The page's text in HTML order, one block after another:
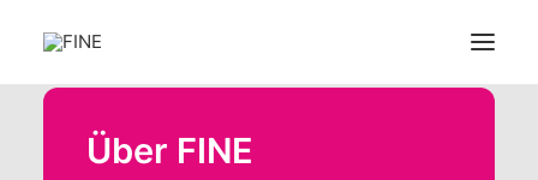
ÜBER FINEÜber FINE